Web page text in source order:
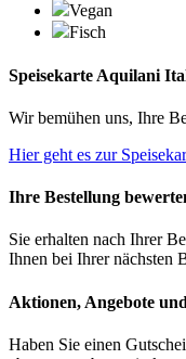
Vegan
Fisch
Speisekarte Aquilani
Wir bemühen uns, Ihre
Hier geht es zur
Ihre Bestellung
Sie erhalten nach Ihrer
Ihnen bei Ihrer nächsten
Aktionen, Angebote
Haben Sie einen